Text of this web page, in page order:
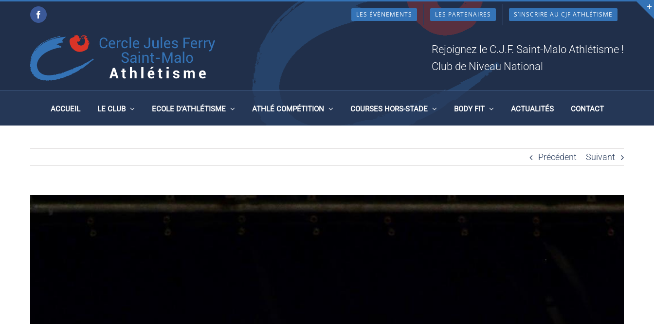
Facebook LES ÉVÈNEMENTS LES PARTENAIRES S’INSCRIRE AU CJF ATHLÉTISME
Rejoignez le C.J.F. Saint-Malo Athlétisme !
Club de Niveau National
ACCUEIL LE CLUB ECOLE D’ATHLÉTISME ATHLÉ COMPÉTITION COURSES HORS-STADE BODY FIT ACTUALITÉS CONTACT
JUDICAËL SAUVAGET CHAMPION DE FRANCE U18 DU
400H, SAINT-ETIENNE, LE 20 JUILLET 2025
Précédent Suivant